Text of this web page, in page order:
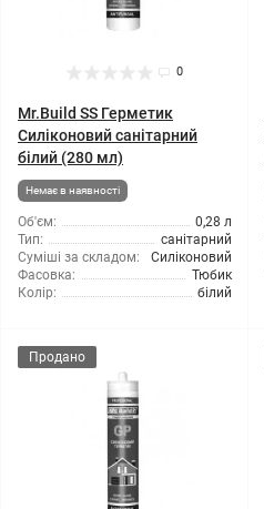
0
Mr.Build SS Герметик
Силіконовий санітарний
білий (280 мл)
Немає в наявності
Об'єм:
0,28 л
Тип:
санітарний
Суміші за складом:
Силіконовий
Фасовка:
Тюбик
Колір:
білий
Продано